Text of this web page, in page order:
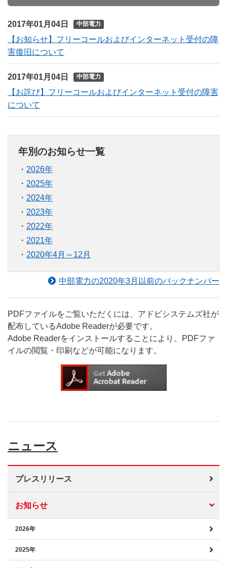
2017年01月04日 中部電力
【お知らせ】フリーコールおよびインターネット受付の障
害復旧について
2017年01月04日 中部電力
【お詫び】フリーコールおよびインターネット受付の障害
について
年別のお知らせ一覧
2026年
2025年
2024年
2023年
2022年
2021年
2020年4月～12月
中部電力の2020年3月以前のバックナンバー
PDFファイルをご覧いただくには、アドビシステムズ社が
配布しているAdobe Readerが必要です。
Adobe Readerをインストールすることにより、PDFファ
イルの閲覧・印刷などが可能になります。
ニュース
プレスリリース
お知らせ
2026年
2025年